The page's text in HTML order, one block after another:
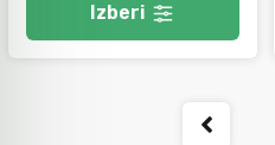
Izberi